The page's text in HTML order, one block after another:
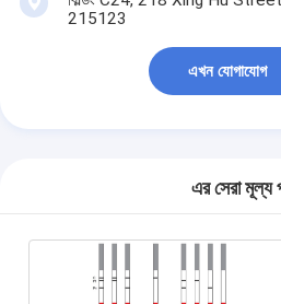
215123
এখন যোগাযোগ
এর সেরা মূল্য